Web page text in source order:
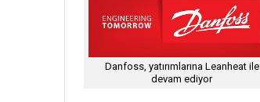
Danfoss, yatırımlarına Leanheat ile
devam ediyor